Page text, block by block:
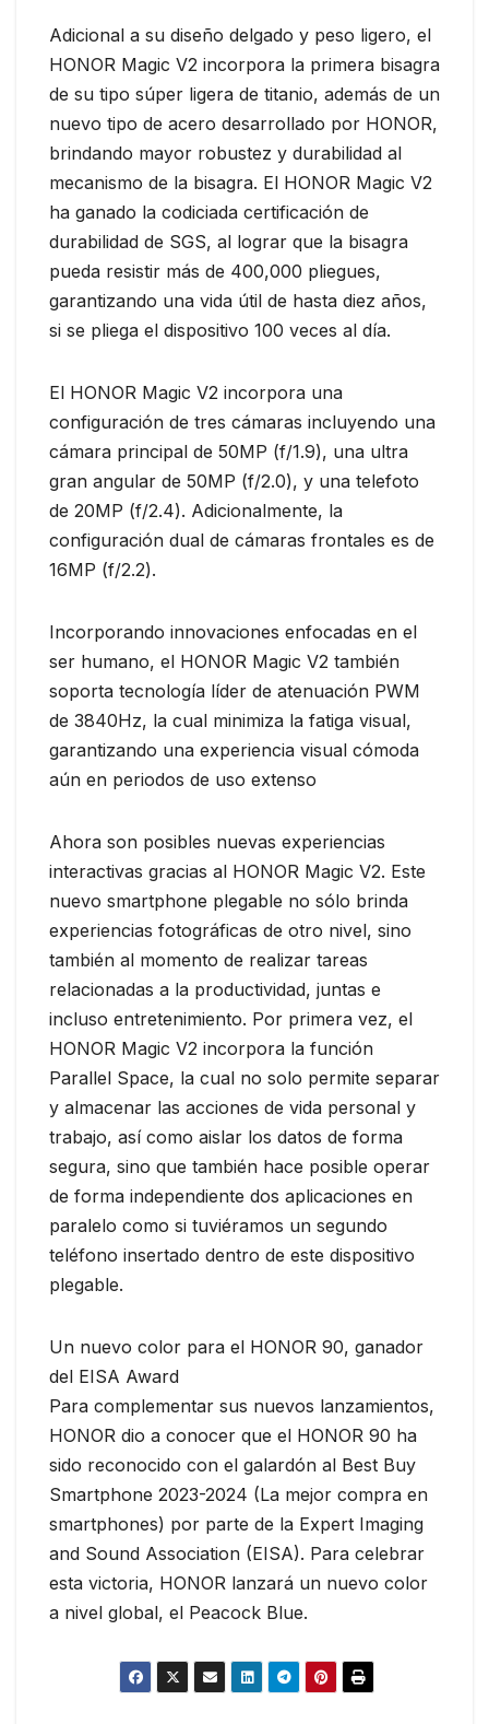
Adicional a su diseño delgado y peso ligero, el
HONOR Magic V2 incorpora la primera bisagra
de su tipo súper ligera de titanio, además de un
nuevo tipo de acero desarrollado por HONOR,
brindando mayor robustez y durabilidad al
mecanismo de la bisagra. El HONOR Magic V2
ha ganado la codiciada certificación de
durabilidad de SGS, al lograr que la bisagra
pueda resistir más de 400,000 pliegues,
garantizando una vida útil de hasta diez años,
si se pliega el dispositivo 100 veces al día.
El HONOR Magic V2 incorpora una
configuración de tres cámaras incluyendo una
cámara principal de 50MP (f/1.9), una ultra
gran angular de 50MP (f/2.0), y una telefoto
de 20MP (f/2.4). Adicionalmente, la
configuración dual de cámaras frontales es de
16MP (f/2.2).
Incorporando innovaciones enfocadas en el
ser humano, el HONOR Magic V2 también
soporta tecnología líder de atenuación PWM
de 3840Hz, la cual minimiza la fatiga visual,
garantizando una experiencia visual cómoda
aún en periodos de uso extenso
Ahora son posibles nuevas experiencias
interactivas gracias al HONOR Magic V2. Este
nuevo smartphone plegable no sólo brinda
experiencias fotográficas de otro nivel, sino
también al momento de realizar tareas
relacionadas a la productividad, juntas e
incluso entretenimiento. Por primera vez, el
HONOR Magic V2 incorpora la función
Parallel Space, la cual no solo permite separar
y almacenar las acciones de vida personal y
trabajo, así como aislar los datos de forma
segura, sino que también hace posible operar
de forma independiente dos aplicaciones en
paralelo como si tuviéramos un segundo
teléfono insertado dentro de este dispositivo
plegable.
Un nuevo color para el HONOR 90, ganador
del EISA Award
Para complementar sus nuevos lanzamientos,
HONOR dio a conocer que el HONOR 90 ha
sido reconocido con el galardón al Best Buy
Smartphone 2023-2024 (La mejor compra en
smartphones) por parte de la Expert Imaging
and Sound Association (EISA). Para celebrar
esta victoria, HONOR lanzará un nuevo color
a nivel global, el Peacock Blue.